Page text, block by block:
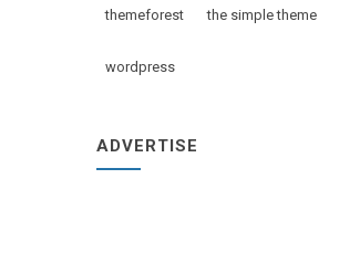
themeforest the simple theme
wordpress
ADVERTISE